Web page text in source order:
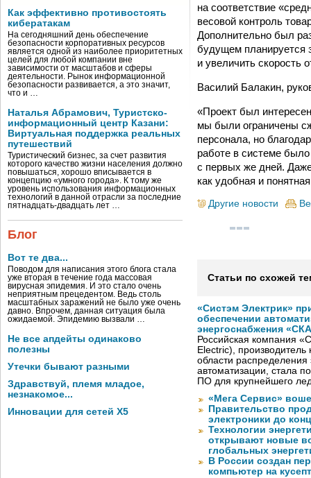
Как эффективно противостоять
кибератакам
На сегодняшний день обеспечение
безопасности корпоративных ресурсов
является одной из наиболее приоритетных
целей для любой компании вне
зависимости от масштабов и сферы
деятельности. Рынок информационной
безопасности развивается, а это значит,
что и …
Наталья Абрамович, Туристско-
информационный центр Казани:
Виртуальная поддержка реальных
путешествий
Туристический бизнес, за счет развития
которого качество жизни населения должно
повышаться, хорошо вписывается в
концепцию «умного города». К тому же
уровень использования информационных
технологий в данной отрасли за последние
пятнадцать-двадцать лет …
Блог
Вот те два...
Поводом для написания этого блога стала
уже вторая в течение года массовая
вирусная эпидемия. И это стало очень
неприятным прецедентом. Ведь столь
масштабных заражений не было уже очень
давно. Впрочем, данная ситуация была
ожидаемой. Эпидемию вызвали …
Не все апдейты одинаково
полезны
Утечки бывают разными
Здравствуй, племя младое,
незнакомое...
Инновации для сетей X5
на соответствие
весовой контроль
Дополнительно был
будущем планируется
и увеличить скорость
Василий Балакин,
«Проект был
мы были ограничены
персонала, но
работе в системе
с первых же дней.
как удобная и
Другие новости
Статьи по схожей
«Систэм Электрик»
обеспечении
энергоснабжения
Российская компания
Electric),
области распределения
автоматизации, стала
ПО для крупнейшего
«Мега Сервис»
Правительство
электроники до
Технологии
открывают новые
глобальных
В России создан
компьютер на